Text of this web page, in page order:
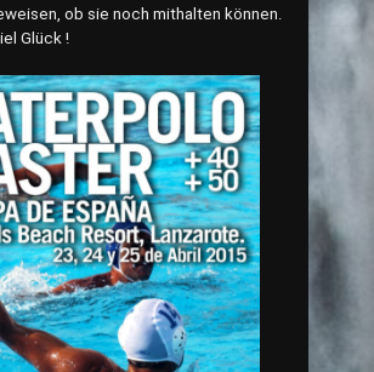
ob sie noch mithalten können.
Glück !